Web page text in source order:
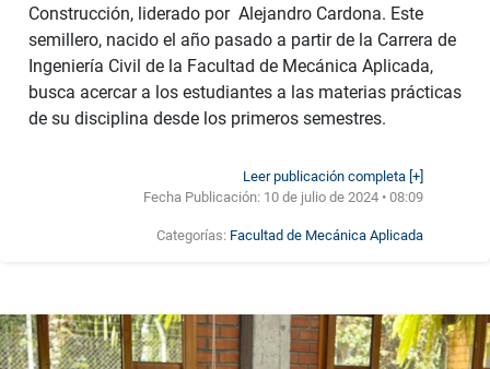
Construcción, liderado por Alejandro Cardona. Este
semillero, nacido el año pasado a partir de la Carrera de
Ingeniería Civil de la Facultad de Mecánica Aplicada,
busca acercar a los estudiantes a las materias prácticas
de su disciplina desde los primeros semestres.
Leer publicación completa [+]
Fecha Publicación: 10 de julio de 2024 • 08:09
Categorías: Facultad de Mecánica Aplicada